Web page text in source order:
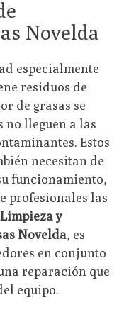
Novelda
especialmente
residuos de
de grasas se
no lleguen a las
Estos
necesitan de
funcionamiento,
profesionales las
Limpieza y
Novelda, es
en conjunto
reparación que
equipo.